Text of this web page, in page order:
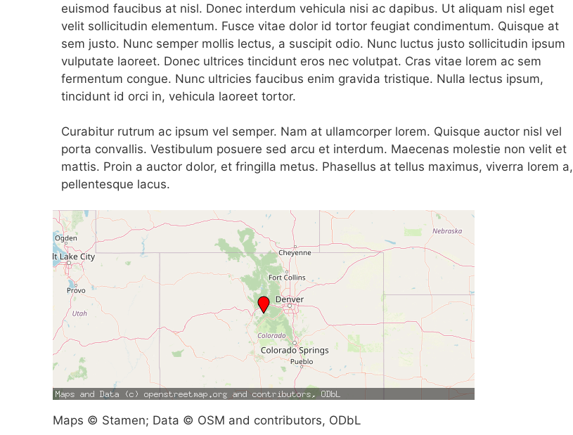
euismod faucibus at nisl. Donec interdum vehicula nisi ac dapibus. Ut aliquam nisl eget
velit sollicitudin elementum. Fusce vitae dolor id tortor feugiat condimentum. Quisque at
sem justo. Nunc semper mollis lectus, a suscipit odio. Nunc luctus justo sollicitudin ipsum
vulputate laoreet. Donec ultrices tincidunt eros nec volutpat. Cras vitae lorem ac sem
fermentum congue. Nunc ultricies faucibus enim gravida tristique. Nulla lectus ipsum,
tincidunt id orci in, vehicula laoreet tortor.
Curabitur rutrum ac ipsum vel semper. Nam at ullamcorper lorem. Quisque auctor nisl vel
porta convallis. Vestibulum posuere sed arcu et interdum. Maecenas molestie non velit et
mattis. Proin a auctor dolor, et fringilla metus. Phasellus at tellus maximus, viverra lorem a,
pellentesque lacus.
Maps © Stamen; Data © OSM and contributors, ODbL